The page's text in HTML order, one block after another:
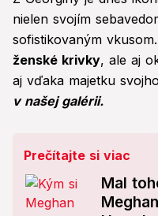
nielen svojím
sofistikovaným
ženské krivky, ale aj
aj vďaka majetku
v našej galérii.
Prečítajte si viac
Mal